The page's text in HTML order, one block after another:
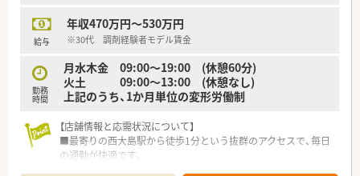
給与
年収470万円～530万円
※30代 調剤経験者モデル賃金
勤務
時間
月水木金 09:00～19:00 (休憩60分)
火土 09:00～13:00 (休憩なし)
上記のうち、1か月単位の変形労働制
【店舗情報と応需状況について】
■最寄りの西大島駅から徒歩1分という抜群のアクセスで、毎日
の通勤が快適です。